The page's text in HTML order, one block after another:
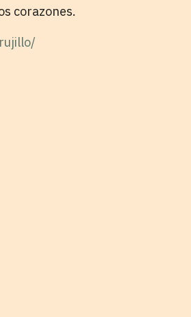
corazones.